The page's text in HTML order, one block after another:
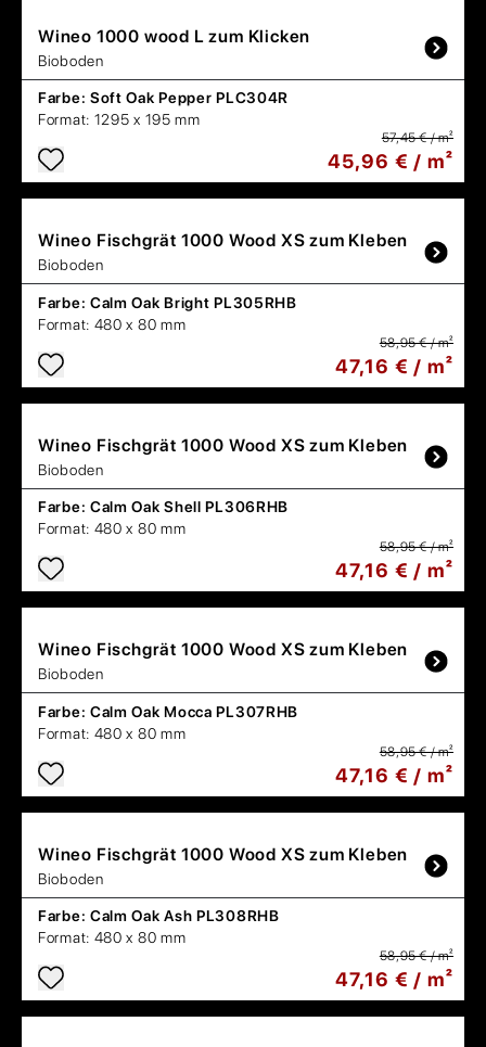
Wineo 1000 wood L zum Klicken
Bioboden
Farbe: Soft Oak Pepper PLC304R
Format: 1295 x 195 mm
57,45 € / m²
45,96 € / m²
Wineo Fischgrät 1000 Wood XS zum Kleben
Bioboden
Farbe: Calm Oak Bright PL305RHB
Format: 480 x 80 mm
58,95 € / m²
47,16 € / m²
Wineo Fischgrät 1000 Wood XS zum Kleben
Bioboden
Farbe: Calm Oak Shell PL306RHB
Format: 480 x 80 mm
58,95 € / m²
47,16 € / m²
Wineo Fischgrät 1000 Wood XS zum Kleben
Bioboden
Farbe: Calm Oak Mocca PL307RHB
Format: 480 x 80 mm
58,95 € / m²
47,16 € / m²
Wineo Fischgrät 1000 Wood XS zum Kleben
Bioboden
Farbe: Calm Oak Ash PL308RHB
Format: 480 x 80 mm
58,95 € / m²
47,16 € / m²